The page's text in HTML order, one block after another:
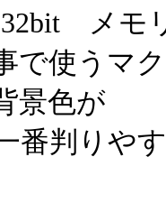
メモリ
で使うマ
景色が
番判りや